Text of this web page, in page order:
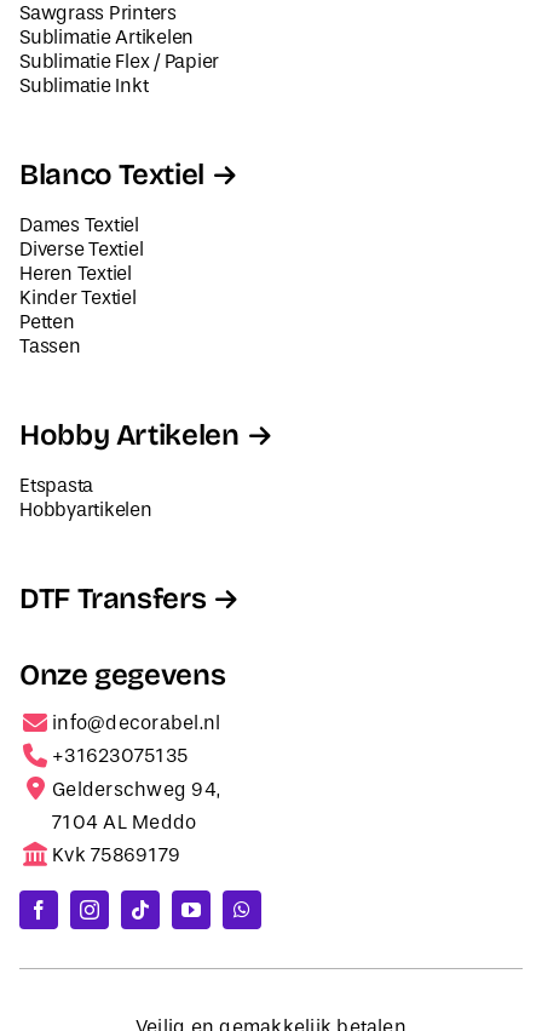
Sawgrass Printers
Sublimatie Artikelen
Sublimatie Flex / Papier
Sublimatie Inkt
Blanco Textiel
Dames Textiel
Diverse Textiel
Heren Textiel
Kinder Textiel
Petten
Tassen
Hobby Artikelen
Etspasta
Hobbyartikelen
DTF Transfers
Onze gegevens
info@decorabel.nl
+31623075135
Gelderschweg 94,
7104 AL Meddo
Kvk 75869179